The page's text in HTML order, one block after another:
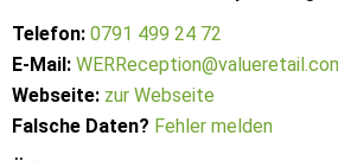
Telefon: 0791 499 24 72
E-Mail:
Webseite: zur Webseite
Falsche Daten? Fehler melden